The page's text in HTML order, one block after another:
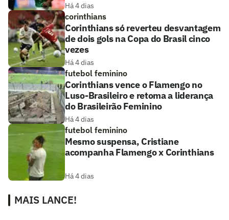
Há 4 dias
corinthians
Corinthians só reverteu desvantagem
de dois gols na Copa do Brasil cinco
vezes
Há 4 dias
futebol feminino
Corinthians vence o Flamengo no
Luso-Brasileiro e retoma a liderança
do Brasileirão Feminino
Há 4 dias
futebol feminino
Mesmo suspensa, Cristiane
acompanha Flamengo x Corinthians
Há 4 dias
MAIS LANCE!